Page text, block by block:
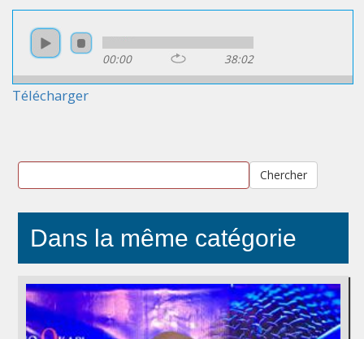
00:00 38:02
Télécharger
Chercher
Dans la même catégorie